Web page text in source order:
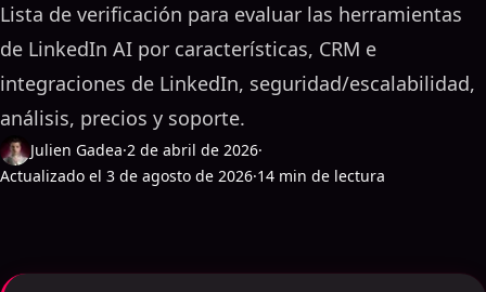
Lista de verificación para evaluar las herramientas
de LinkedIn AI por características, CRM e
integraciones de LinkedIn, seguridad/escalabilidad,
análisis, precios y soporte.
Julien Gadea·2 de abril de 2026·
Actualizado el 3 de agosto de 2026·14 min de lectura